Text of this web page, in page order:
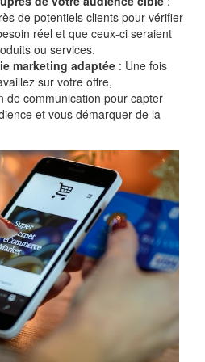
de potentiels clients pour vérifier
réel et que ceux-ci seraient
ou services.
marketing adaptée : Une fois
sur votre offre,
de communication pour capter
et vous démarquer de la